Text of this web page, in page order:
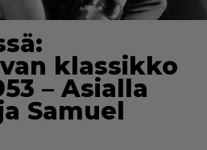
klassikko
– Asialla
Samuel